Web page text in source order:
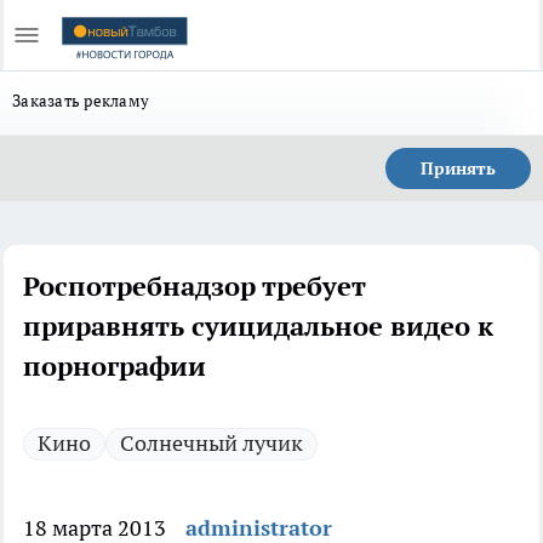
Заказать рекламу
Принять
Роспотребнадзор требует
приравнять суицидальное видео к
порнографии
Кино Солнечный лучик
18 марта 2013 administrator